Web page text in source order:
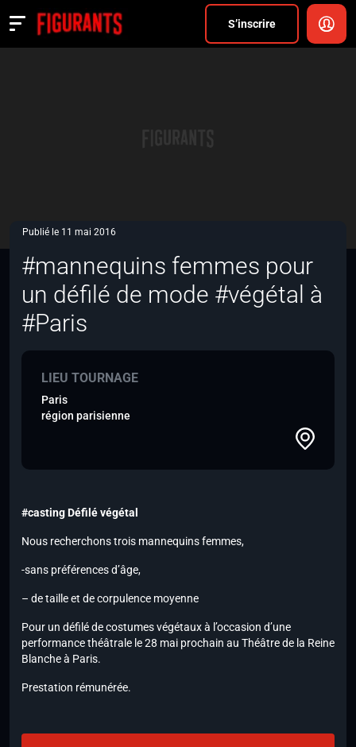
S’inscrire
Actualités
Publié le 11 mai 2016
#mannequins femmes pour
un défilé de mode #végétal à
#Paris
LIEU TOURNAGE
Paris
région parisienne
#casting Défilé végétal
Nous recherchons trois mannequins femmes,
-sans préférences d’âge,
– de taille et de corpulence moyenne
Pour un défilé de costumes végétaux à l’occasion d’une
performance théâtrale le 28 mai prochain au Théâtre de la Reine
Blanche à Paris.
Prestation rémunérée.